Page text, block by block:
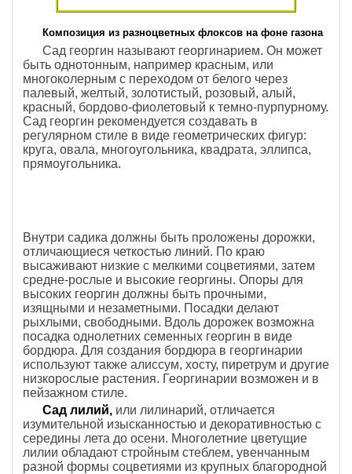
Композиция из разноцветных флоксов на фоне газона
Сад георгин называют георгинарием. Он может
быть однотонным, например красным, или
многоколерным с переходом от белого через
палевый, желтый, золотистый, розовый, алый,
красный, бордово-фиолетовый к темно-пурпурному.
Сад георгин рекомендуется создавать в
регулярном стиле в виде геометрических фигур:
круга, овала, многоугольника, квадрата, эллипса,
прямоугольника.
Внутри садика должны быть проложены дорожки,
отличающиеся четкостью линий. По краю
высаживают низкие с мелкими соцветиями, затем
средне-рослые и высокие георгины. Опоры для
высоких георгин должны быть прочными,
изящными и незаметными. Посадки делают
рыхлыми, свободными. Вдоль дорожек возможна
посадка однолетних семенных георгин в виде
бордюра. Для создания бордюра в георгинарии
используют также алиссум, хосту, пиретрум и другие
низкорослые растения. Георгинарии возможен и в
пейзажном стиле.
Сад лилий,или лилинарий, отличается
изумительной изысканностью и декоративностью с
середины лета до осени. Многолетние цветущие
лилии обладают стройным стеблем, увенчанным
разной формы соцветиями из крупных благородной